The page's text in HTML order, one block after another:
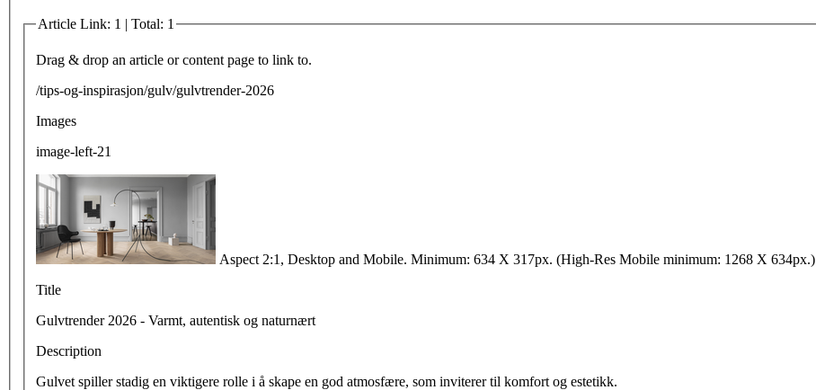
Article Link: 1 | Total: 1
Drag & drop an article or content page to link to.
/tips-og-inspirasjon/gulv/gulvtrender-2026
Images
image-left-21
Aspect 2:1, Desktop and Mobile. Minimum: 634 X 317px. (High-Res Mobile minimum: 1268 X 634px.)
Title
Gulvtrender 2026 - Varmt, autentisk og naturnært
Description
Gulvet spiller stadig en viktigere rolle i å skape en god atmosfære, som inviterer til komfort og estetikk.